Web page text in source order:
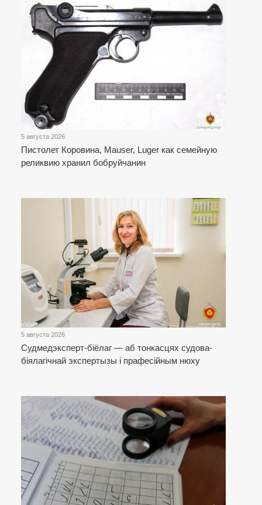
5 августа 2026
Пистолет Коровина, Mauser, Luger как семейную
реликвию хранил бобруйчанин
5 августа 2026
Cудмедэксперт-біёлаг — аб тонкасцях судова-
біялагічнай экспертызы і прафесійным нюху